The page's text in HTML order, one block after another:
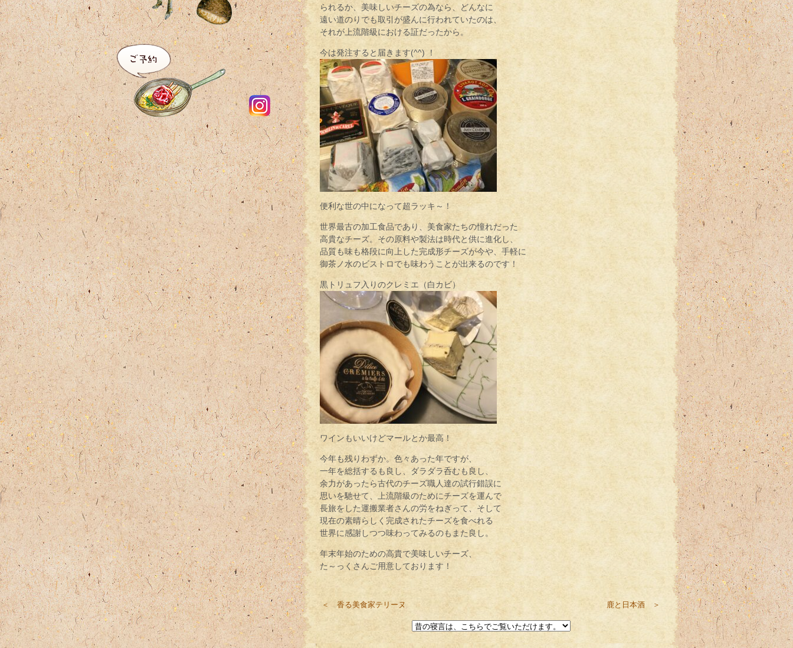
られるか、美味しいチーズの為なら、どんなに
遠い道のりでも取引が盛んに行われていたのは、
それが上流階級における証だったから。
今は発注すると届きます(^^) ！
便利な世の中になって超ラッキ～！
世界最古の加工食品であり、美食家たちの憧れだった
高貴なチーズ。その原料や製法は時代と供に進化し、
品質も味も格段に向上した完成形チーズが今や、手軽に
御茶ノ水のビストロでも味わうことが出来るのです！
黒トリュフ入りのクレミエ（白カビ）
ワインもいいけどマールとか最高！
今年も残りわずか。色々あった年ですが、
一年を総括するも良し、ダラダラ呑むも良し、
余力があったら古代のチーズ職人達の試行錯誤に
思いを馳せて、上流階級のためにチーズを運んで
長旅をした運搬業者さんの労をねぎって、そして
現在の素晴らしく完成されたチーズを食べれる
世界に感謝しつつ味わってみるのもまた良し。
年末年始のための高貴で美味しいチーズ、
た～っくさんご用意しております！
＜ 香る美食家テリーヌ 鹿と日本酒 ＞